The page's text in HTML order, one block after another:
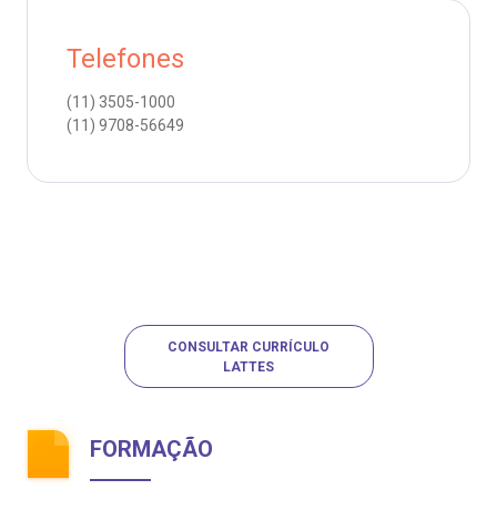
Telefones
(11) 3505-1000
(11) 9708-56649
CONSULTAR CURRÍCULO
LATTES
FORMAÇÃO